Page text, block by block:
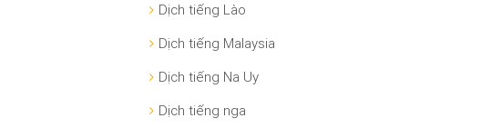
Dịch tiếng Lào
Dịch tiếng Malaysia
Dịch tiếng Na Uy
Dịch tiếng nga